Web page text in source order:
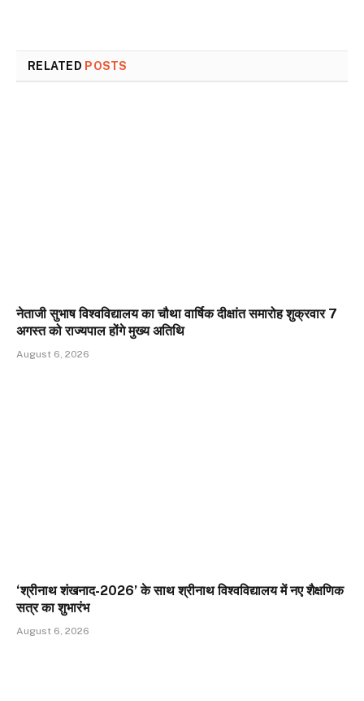
RELATED POSTS
नेताजी सुभाष विश्वविद्यालय का चौथा वार्षिक दीक्षांत समारोह शुक्रवार 7
अगस्त को राज्यपाल होंगे मुख्य अतिथि
August 6, 2026
‘श्रीनाथ शंखनाद-2026’ के साथ श्रीनाथ विश्वविद्यालय में नए शैक्षणिक
सत्र का शुभारंभ
August 6, 2026